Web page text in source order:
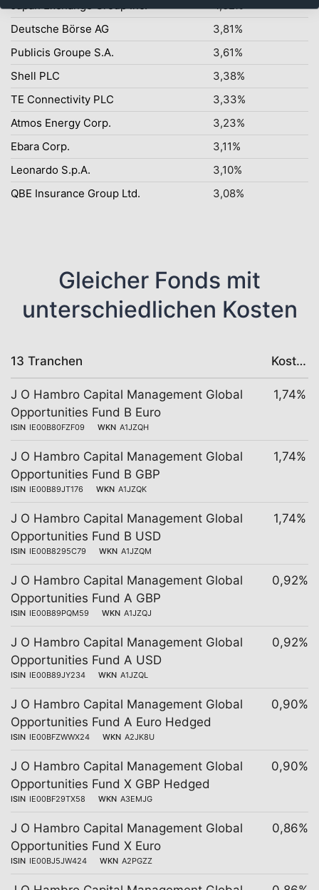
Japan Exchange Group Inc.
4,02%
Deutsche Börse AG
3,81%
Publicis Groupe S.A.
3,61%
Shell PLC
3,38%
TE Connectivity PLC
3,33%
Atmos Energy Corp.
3,23%
Ebara Corp.
3,11%
Leonardo S.p.A.
3,10%
QBE Insurance Group Ltd.
3,08%
Gleicher Fonds mit
unterschiedlichen Kosten
13 Tranchen Kosten
J O Hambro Capital Management Global
Opportunities Fund B Euro
ISIN IE00B80FZF09 WKN A1JZQH
1,74%
J O Hambro Capital Management Global
Opportunities Fund B GBP
ISIN IE00B89JT176 WKN A1JZQK
1,74%
J O Hambro Capital Management Global
Opportunities Fund B USD
ISIN IE00B8295C79 WKN A1JZQM
1,74%
J O Hambro Capital Management Global
Opportunities Fund A GBP
ISIN IE00B89PQM59 WKN A1JZQJ
0,92%
J O Hambro Capital Management Global
Opportunities Fund A USD
ISIN IE00B89JY234 WKN A1JZQL
0,92%
J O Hambro Capital Management Global
Opportunities Fund A Euro Hedged
ISIN IE00BFZWWX24 WKN A2JK8U
0,90%
J O Hambro Capital Management Global
Opportunities Fund X GBP Hedged
ISIN IE00BF29TX58 WKN A3EMJG
0,90%
J O Hambro Capital Management Global
Opportunities Fund X Euro
ISIN IE00BJ5JW424 WKN A2PGZZ
0,86%